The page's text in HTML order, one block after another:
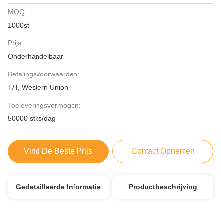
MOQ:
1000st
Prijs:
Onderhandelbaar
Betalingsvoorwaarden:
T/T, Western Union
Toeleveringsvermogen:
50000 stks/dag
Vind De Beste Prijs Contact Opnemen
Gedetailleerde Informatie Productbeschrijving